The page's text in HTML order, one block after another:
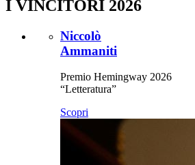
I VINCITORI 2026
Niccolò
Ammaniti
Premio Hemingway 2026
“Letteratura”
Scopri